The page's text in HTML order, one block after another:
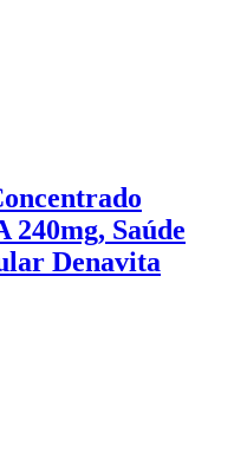
240mg, Saúde
Denavita